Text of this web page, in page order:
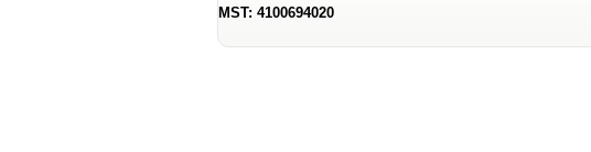
MST: 4100694020